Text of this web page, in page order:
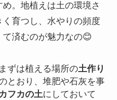
。地植えは土の環境さ
育つし、水やりの頻度
済むのが魅力なの😊
まずは植える場所の土作り
とおり、堆肥や石灰を事
フカの土にしておいて